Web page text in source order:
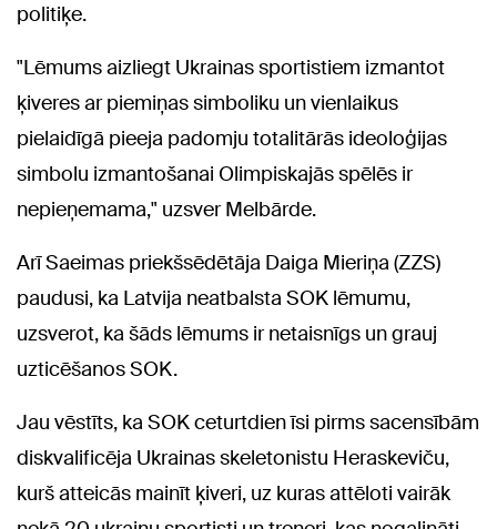
politiķe.
"Lēmums aizliegt Ukrainas sportistiem izmantot
ķiveres ar piemiņas simboliku un vienlaikus
pielaidīgā pieeja padomju totalitārās ideoloģijas
simbolu izmantošanai Olimpiskajās spēlēs ir
nepieņemama," uzsver Melbārde.
Arī Saeimas priekšsēdētāja Daiga Mieriņa (ZZS)
paudusi, ka Latvija neatbalsta SOK lēmumu,
uzsverot, ka šāds lēmums ir netaisnīgs un grauj
uzticēšanos SOK.
Jau vēstīts, ka SOK ceturtdien īsi pirms sacensībām
diskvalificēja Ukrainas skeletonistu Heraskeviču,
kurš atteicās mainīt ķiveri, uz kuras attēloti vairāk